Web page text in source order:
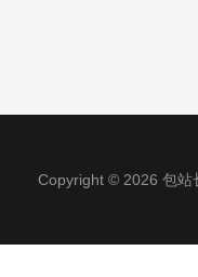
Copyright © 2026 包站